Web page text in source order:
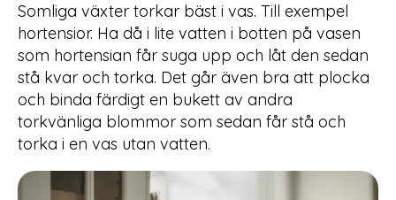
Somliga växter torkar bäst i vas. Till exempel
hortensior. Ha då i lite vatten i botten på vasen
som hortensian får suga upp och låt den sedan
stå kvar och torka. Det går även bra att plocka
och binda färdigt en bukett av andra
torkvänliga blommor som sedan får stå och
torka i en vas utan vatten.